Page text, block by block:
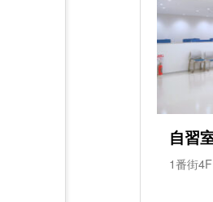
自習
1番街4F